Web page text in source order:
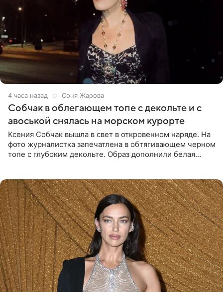
4 часа назад Соня Жарова
Собчак в облегающем топе с декольте и с
авоськой снялась на морском курорте
Ксения Собчак вышла в свет в откровенном наряде. На
фото журналистка запечатлена в обтягивающем черном
топе с глубоким декольте. Образ дополнили белая